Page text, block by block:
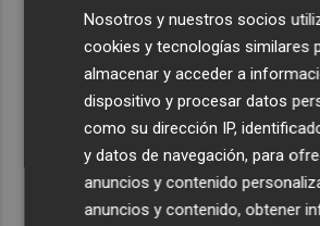
l'Olla de Altea
El Elche CF firma una pretemporada
pese a la ausencia de refuerzos
Nosotros y nuestros socios
cookies y tecnologías similares
almacenar y acceder a
dispositivo y procesar datos
como su dirección IP,
y datos de navegación, para
anuncios y contenido
anuncios y contenido, obtener